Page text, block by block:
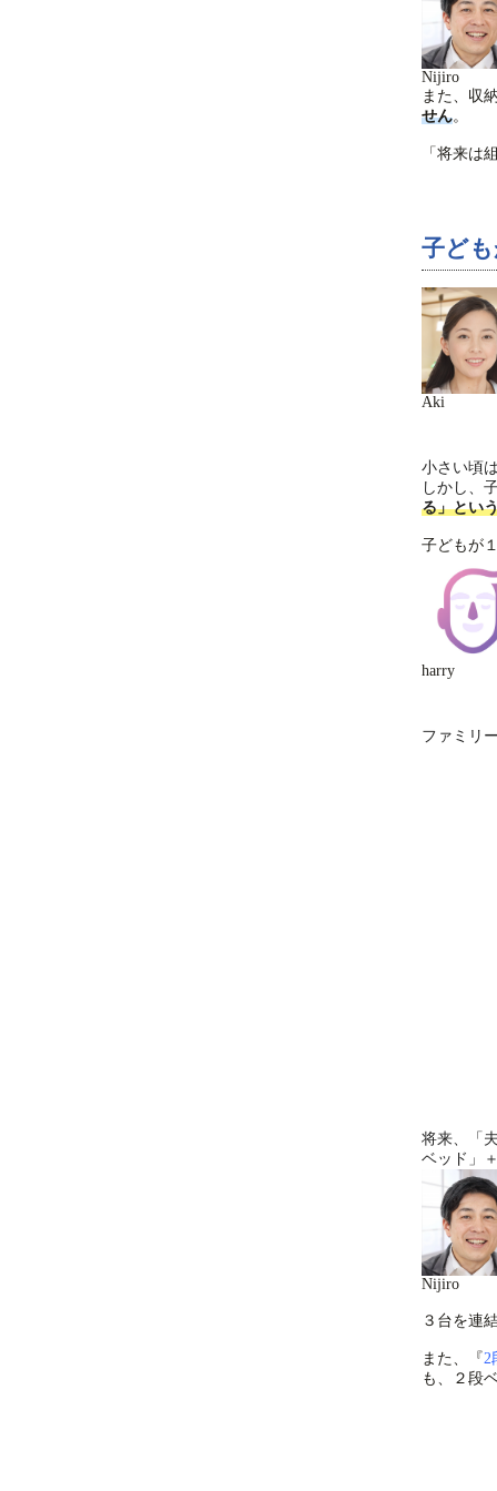
Nijiro
また、収
せん。
「将来は
子ど
Aki
小さい頃
しかし、
る」とい
子どもが
harry
ファミリ
将来、「
ベッド」
Nijiro
３台を連
また、『2
も、２段